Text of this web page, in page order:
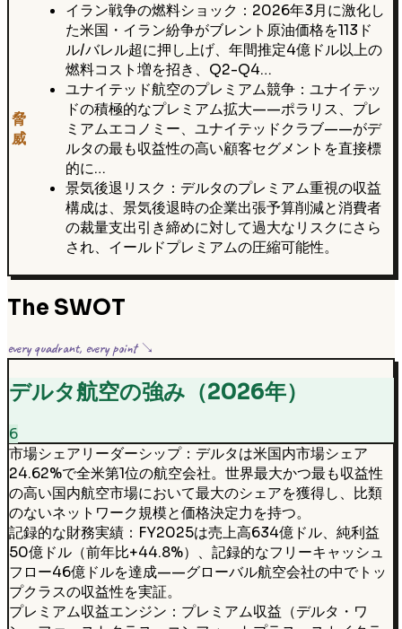
脅
威
イラン戦争の燃料ショック：2026年3月に激化し
た米国・イラン紛争がブレント原油価格を113ド
ル/バレル超に押し上げ、年間推定4億ドル以上の
燃料コスト増を招き、Q2-Q4…
ユナイテッド航空のプレミアム競争：ユナイテッ
ドの積極的なプレミアム拡大——ポラリス、プレ
ミアムエコノミー、ユナイテッドクラブ——がデ
ルタの最も収益性の高い顧客セグメントを直接標
的に…
景気後退リスク：デルタのプレミアム重視の収益
構成は、景気後退時の企業出張予算削減と消費者
の裁量支出引き締めに対して過大なリスクにさら
され、イールドプレミアムの圧縮可能性。
The SWOT
every quadrant, every point ↘
デルタ航空の強み（2026年）
6
市場シェアリーダーシップ：デルタは米国内市場シェア
24.62%で全米第1位の航空会社。世界最大かつ最も収益性
の高い国内航空市場において最大のシェアを獲得し、比類
のないネットワーク規模と価格決定力を持つ。
記録的な財務実績：FY2025は売上高634億ドル、純利益
50億ドル（前年比+44.8%）、記録的なフリーキャッシュ
フロー46億ドルを達成——グローバル航空会社の中でトッ
プクラスの収益性を実証。
プレミアム収益エンジン：プレミアム収益（デルタ・ワ